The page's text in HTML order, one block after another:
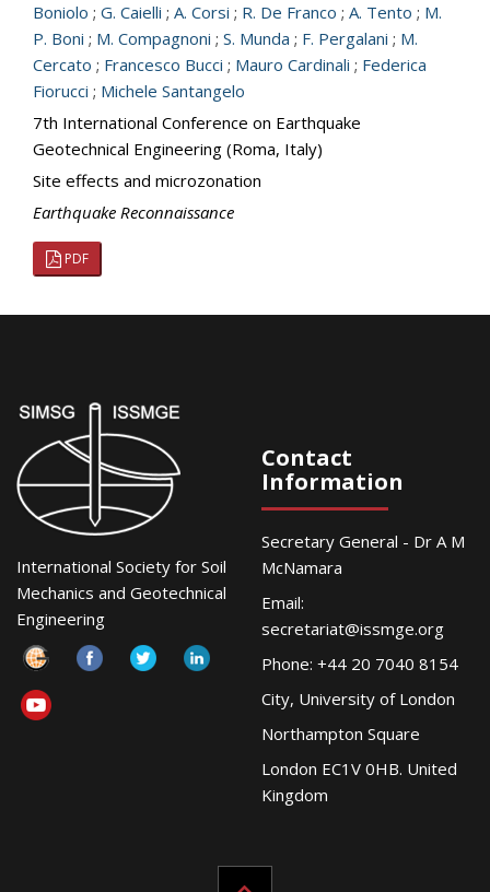
Boniolo ; G. Caielli ; A. Corsi ; R. De Franco ; A. Tento ; M.
P. Boni ; M. Compagnoni ; S. Munda ; F. Pergalani ; M.
Cercato ; Francesco Bucci ; Mauro Cardinali ; Federica
Fiorucci ; Michele Santangelo
7th International Conference on Earthquake
Geotechnical Engineering (Roma, Italy)
Site effects and microzonation
Earthquake Reconnaissance
PDF
International Society for Soil
Mechanics and Geotechnical
Engineering
Contact
Information
Secretary General - Dr A M
McNamara
Email:
secretariat@issmge.org
Phone: +44 20 7040 8154
City, University of London
Northampton Square
London EC1V 0HB. United
Kingdom